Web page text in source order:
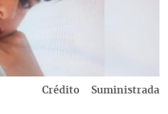
Crédito Suministrada